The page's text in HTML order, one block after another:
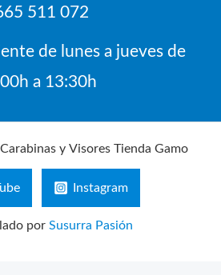
511 072
de lunes a jueves de
a 13:30h
y Visores Tienda Gamo
Instagram
por Susurra Pasión